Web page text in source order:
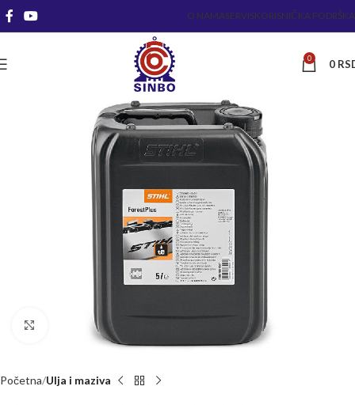
O NAMASERVISKORISNIČKA PODRŠKA
0 0
Kliknite za uvećanje
Početna Ulja i maziva